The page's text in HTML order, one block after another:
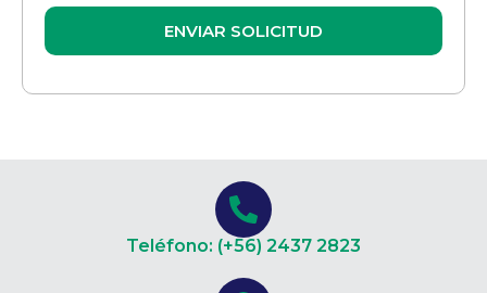
ENVIAR SOLICITUD
Teléfono: (+56) 2437 2823